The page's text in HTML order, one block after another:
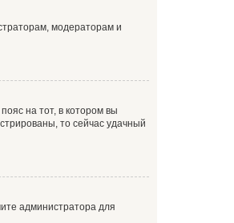
модераторам и
на тот, в котором вы
то сейчас удачный
администратора для